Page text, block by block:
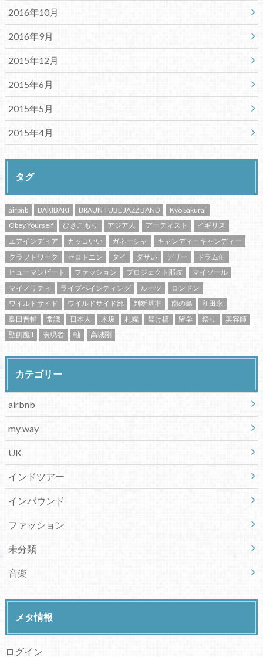
2016年10月
2016年9月
2015年12月
2015年6月
2015年5月
2015年4月
タグ
airbnb BAKIBAKI BRAUN TUBE JAZZ BAND
Kyo Sakurai
Obey Yourself
ひきこもり アジア人 アーティスト
イギリス
エアインディア
カッコいい ガネーシャ
キャンディーキャンディー
クラフトワーク
セロトニン タイ ダサい デリー
ドラム缶
ヒューマンビート
ファッション プロジェクト那岐
マイソール
マイノリティ
ライブペインティング ルーツ
ロンドン
ワイルドサイド
ワイルドサイド部 判断基準 南の島
和田永
島田晋輔
常識 日本人 木坂 札幌 架け橋 留学 祭り
美容師
聖飢魔II
表現者 軸 高城剛
カテゴリー
airbnb
my way
UK
インドツアー
インバウンド
ファッション
未分類
音楽
メタ情報
ログイン